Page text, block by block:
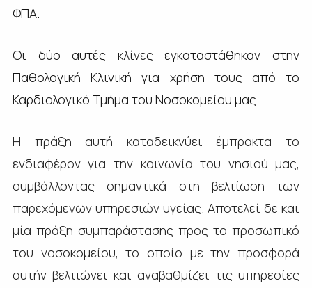
ΦΠΑ.
Οι δύο αυτές κλίνες εγκαταστάθηκαν στην
Παθολογική Κλινική για χρήση τους από το
Καρδιολογικό Τμήμα του Νοσοκομείου μας.
Η πράξη αυτή καταδεικνύει έμπρακτα το
ενδιαφέρον για την κοινωνία του νησιού μας,
συμβάλλοντας σημαντικά στη βελτίωση των
παρεχόμενων υπηρεσιών υγείας. Αποτελεί δε και
μία πράξη συμπαράστασης προς το προσωπικό
του νοσοκομείου, το οποίο με την προσφορά
αυτήν βελτιώνει και αναβαθμίζει τις υπηρεσίες